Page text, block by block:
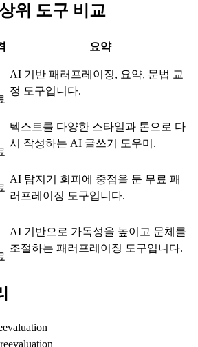
위 도구 비교
요약
AI 기반 패러프레이징, 요약, 문법 교
정 도구입니다.
텍스트를 다양한 스타일과 톤으로 다
시 작성하는 AI 글쓰기 도우미.
AI 탐지기 회피에 중점을 둔 무료 패
러프레이징 도구입니다.
AI 기반으로 가독성을 높이고 문체를
조절하는 패러프레이징 도구입니다.
reevaluation